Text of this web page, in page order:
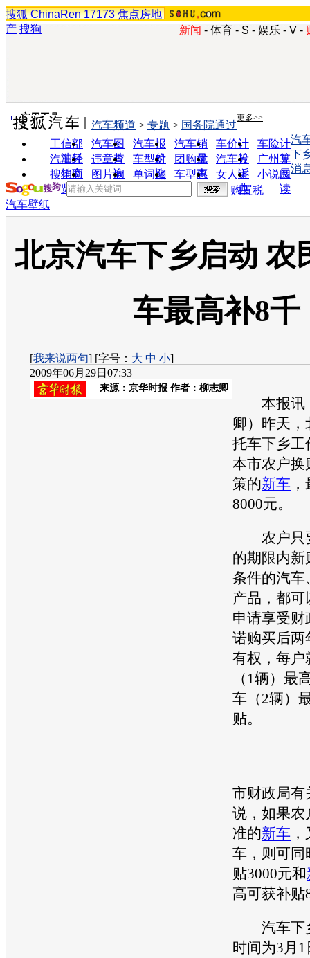
搜狐 ChinaRen 17173 焦点房地
产 搜狗 新闻 - 体育 - S - 娱乐 - V -
实用工具 更多>>
工信部
油耗
汽车图
片
汽车报
价
汽车销
量
车价计
算
车险计
算
汽车经
销商
违章查
询
车型对
比
团购优
惠
汽车投
诉
广州车
展
搜狗浏
览器
图片欣
赏
单词翻
车型查
询
女人宝
典
小说阅
读
汽车频道 > 专题 > 国务院通过
汽
下
消
购置税
汽车壁纸
北京汽车下乡启动 农
车最高补8千
[我来说两句] [字号： 大 中 小]
2009年06月29日07:33
来源： 京华时报 作者：柳志卿
本报讯
卿）昨天，
托车下乡工
本市农户换
策的新车
8000元。
农户只
的期限内新
条件的汽车
产品，都可
申请享受财
诺购买后两
有权，每户
（1辆）最
车（2辆）
贴。
市财政局有
说，如果农
准的新车
车，则可同
贴3000元和
高可获补贴
汽车下
时间为3月